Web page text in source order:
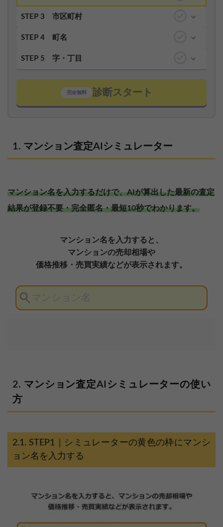
STEP 3 市区町村
STEP 4 町名
STEP 5 字・丁目
完全無料 診断スタート
マンション査定AIシミュレーター
マンション名を入力するだけで、AIが算出した最新の査定
結果が登録不要・完全匿名・最短10秒でわかります。
マンション査定AIシミュレーターの使い
方
STEP1｜シミュレーターの黄色の枠にマンシ
ョン名を入力する